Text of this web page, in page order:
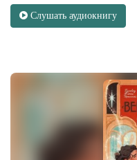
Слушать аудиокнигу